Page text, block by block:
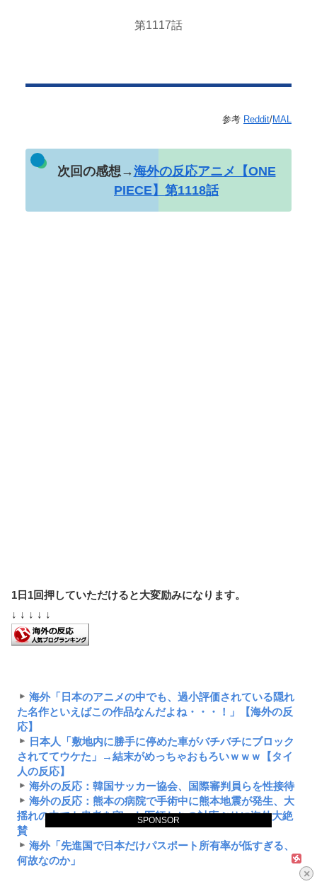
×
SPONSOR
第1117話
参考 Reddit/MAL
次回の感想→海外の反応アニメ【ONE
PIECE】第1118話
1日1回押していただけると大変励みになります。
↓ ↓ ↓ ↓ ↓
海外「日本のアニメの中でも、過小評価されている隠れ
た名作といえばこの作品なんだよね・・・！」【海外の反
応】
日本人「敷地内に勝手に停めた車がバチバチにブロック
されててウケた」→結末がめっちゃおもろいｗｗｗ【タイ
人の反応】
海外の反応：韓国サッカー協会、国際審判員らを性接待
海外の反応：熊本の病院で手術中に熊本地震が発生、大
揺れの中でも患者を守った医師たちの対応ぶりに海外大絶
賛
海外「先進国で日本だけパスポート所有率が低すぎる、
何故なのか」